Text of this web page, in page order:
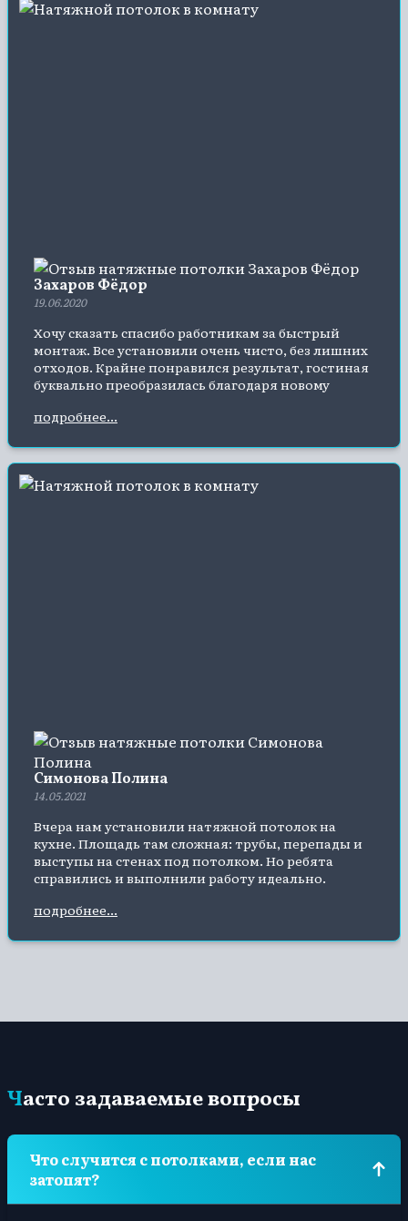
Захаров Фёдор
19.06.2020
Хочу сказать спасибо работникам за быстрый
монтаж. Все установили очень чисто, без лишних
отходов. Крайне понравился результат, гостиная
буквально преобразилась благодаря новому
компанию, хороший сервис и натяжные потолки
подробнее...
Симонова Полина
14.05.2021
Вчера нам установили натяжной потолок на
кухне. Площадь там сложная: трубы, перепады и
выступы на стенах под потолком. Но ребята
справились и выполнили работу идеально.
обращаться к ним, когда решим устанавливать
подробнее...
Часто задаваемые вопросы
Что случится с потолками, если нас
затопят?